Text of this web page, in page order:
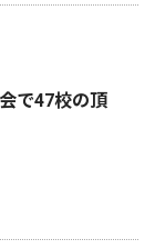
で47校の頂